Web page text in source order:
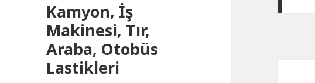
Kamyon, İş
Makinesi, Tır,
Araba, Otobüs
Lastikleri